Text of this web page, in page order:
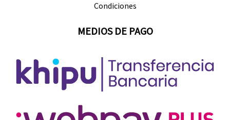
Condiciones
MEDIOS DE PAGO